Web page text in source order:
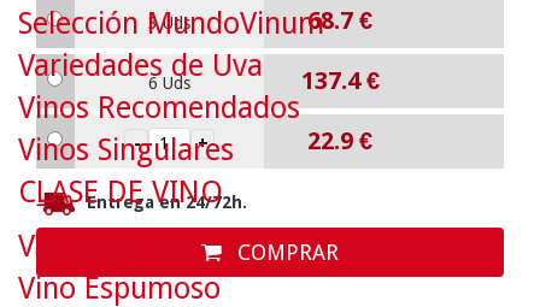
3 Uds 68.7 €
6 Uds 137.4€
22.9 €
Entrega en 24/72h.
COMPRAR
Selección MundoVinum
Variedades de Uva
Vinos Recomendados
Vinos Singulares
CLASE DE VINO
Vino Dulce
Vino Espumoso